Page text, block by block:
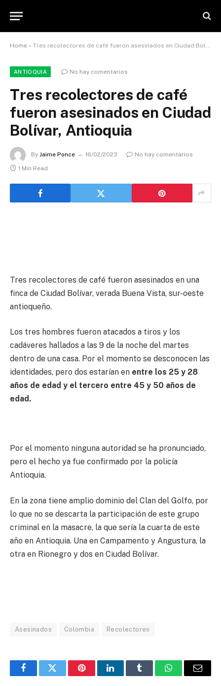
Home » Tres recolectores de café fueron asesinados en Ciudad Bolívar, Antioquia
ANTIOQUIA No hay comentarios
Tres recolectores de café
fueron asesinados en Ciudad
Bolívar, Antioquia
By Jaime Ponce 16/02/2023
No hay comentarios
1 Min Read
Tres recolectores de café fueron asesinados en una
finca de Ciudad Bolívar, verada Buena Vista, sur-oeste
antioqueño.
Los tres hombres fueron atacados a tiros y los
cadáveres hallados a las 9 de la noche del martes
dentro de una casa. Por el momento se desconocen las
identidades, pero dos estarían en entre los 25 y 28
años de edad y el tercero entre 45 y 50 años de
edad.
Por el momento ninguna autoridad se ha pronunciado,
pero el hecho ya fue confirmado por la policía
Antioquia.
En la zona tiene amplio dominio del Clan del Golfo, por
lo que no se descarta la participación de este grupo
criminal en la masacre, la que sería la cuarta de este
año en Antioquia. Una en Campamento y Angustura, la
otra en Rionegro y dos en Ciudad Bolívar.
Asesinados Colombia Recolectores
FacebookTwitter PinterestLinkedInTumblr WhatsAppEmail